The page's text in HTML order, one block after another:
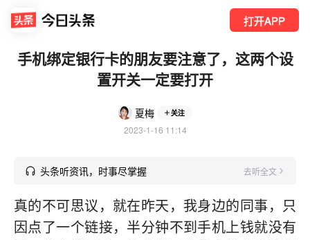
打开APP
手机绑定银行卡的朋友要注意了，这两个设
置开关一定要打开
夏梅 关注
2023-1-16 11:14
头条听资讯，时事尽掌握 去听全文
真的不可思议，就在昨天，我身边的同事，只
因点了一个链接，半分钟不到手机上钱就没有